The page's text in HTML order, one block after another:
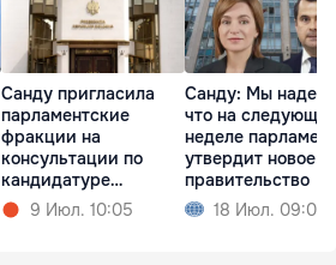
Санду пригласила
парламентские
фракции на
консультации по
кандидатуре
премьера
9 Июл. 10:05
Санду: Мы
что на
неделе парламент
утвердит новое
правительство
18 Июл. 09:02